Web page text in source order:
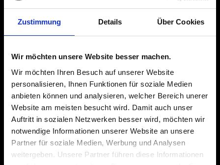
Zustimmung Details Über Cookies
Wir möchten unsere Website besser machen.
Wir möchten Ihren Besuch auf unserer Website
personalisieren, Ihnen Funktionen für soziale Medien
anbieten können und analysieren, welcher Bereich unerer
Website am meisten besucht wird. Damit auch unser
Auftritt in sozialen Netzwerken besser wird, möchten wir
notwendige Informationen unserer Website an unsere
Partner für soziale Medien, Werbung und Analysen
weitergeben. Unsere Partner führen diese Informationen
#Power-Engineering
#Equipment-and-plant-construction
#Power-Electronics
#Mechanical-Engineering
#Transport-and-Logistics
#Aluminium-housing
#Air-cooled